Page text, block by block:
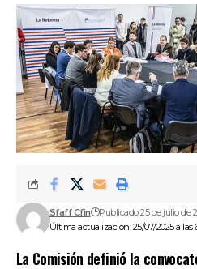
Última actualización: 25/07/2025 a las
Sfaff Cfin Publicado 25 de julio de
La Comisión definió la